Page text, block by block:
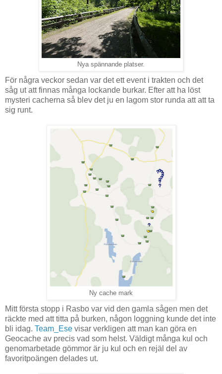
Nya spännande platser.
För några veckor sedan var det ett event i trakten och det
såg ut att finnas många lockande burkar. Efter att ha löst
mysteri cacherna så blev det ju en lagom stor runda att att ta
sig runt.
Ny cache mark
Mitt första stopp i Rasbo var vid den gamla sågen men det
räckte med att titta på burken, någon loggning kunde det inte
bli idag. Team_Ese visar verkligen att man kan göra en
Geocache av precis vad som helst. Väldigt många kul och
genomarbetade gömmor är ju kul och en rejäl del av
favoritpoängen delades ut.